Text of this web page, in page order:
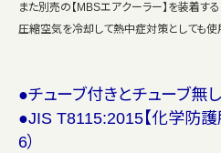
また別売の【MBSエアクーラー】を装着する
圧縮空気を冷却して熱中症対策としても使
●チューブ付きとチューブ無
●JIS T8115:2015【化学防護
6）